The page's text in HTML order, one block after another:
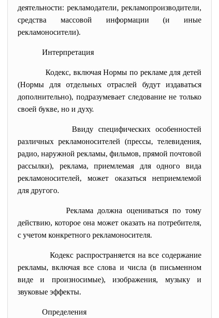
деятельности: рекламодатели, рекламопроизводители,
средства массовой информации (и иные
рекламоносители).
Интерпретация
Кодекс, включая Нормы по рекламе для детей
(Нормы для отдельных отраслей будут издаваться
дополнительно), подразумевает следование не только
своей букве, но и духу.
Ввиду специфических особенностей
различных рекламоносителей (прессы, телевидения,
радио, наружной рекламы, фильмов, прямой почтовой
рассылки), реклама, приемлемая для одного вида
рекламоносителей, может оказаться неприемлемой
для другого.
Реклама должна оцениваться по тому
действию, которое она может оказать на потребителя,
с учетом конкретного рекламоносителя.
Кодекс распространяется на все содержание
рекламы, включая все слова и числа (в письменном
виде и произносимые), изображения, музыку и
звуковые эффекты.
Определения